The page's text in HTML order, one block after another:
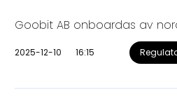
Goobit AB onboardas av
2025-12-10 16:15